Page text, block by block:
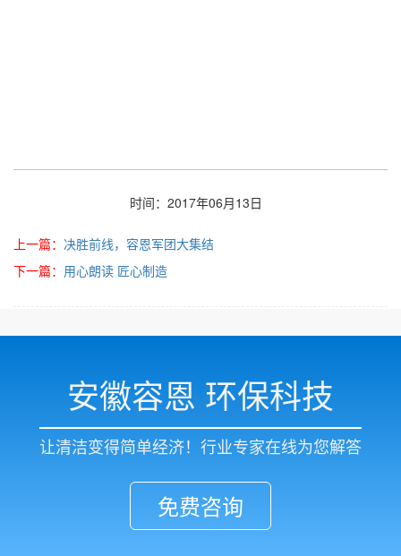
时间：2017年06月13日
上一篇： 决胜前线，容恩军团大集结
下一篇： 用心朗读 匠心制造
安徽容恩 环保科技
让清洁变得简单经济！行业专家在线为您解答
免费咨询